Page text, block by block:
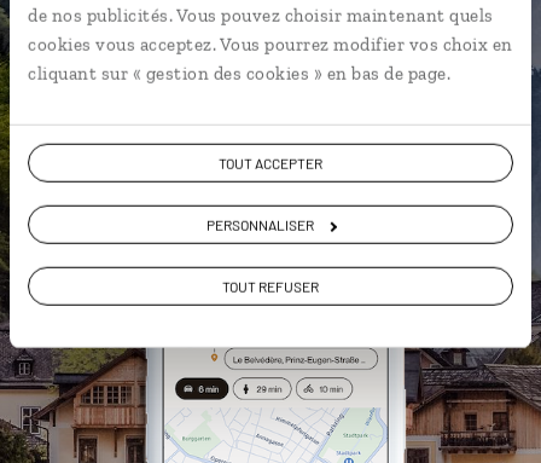
de nos publicités. Vous pouvez choisir maintenant quels
cookies vous acceptez. Vous pourrez modifier vos choix en
cliquant sur « gestion des cookies » en bas de page.
TOUT ACCEPTER
PERSONNALISER
TOUT REFUSER
géolocalisés
L'album souvenirs à composer
vous-même
DÉCOUVRIR LUCIOLE